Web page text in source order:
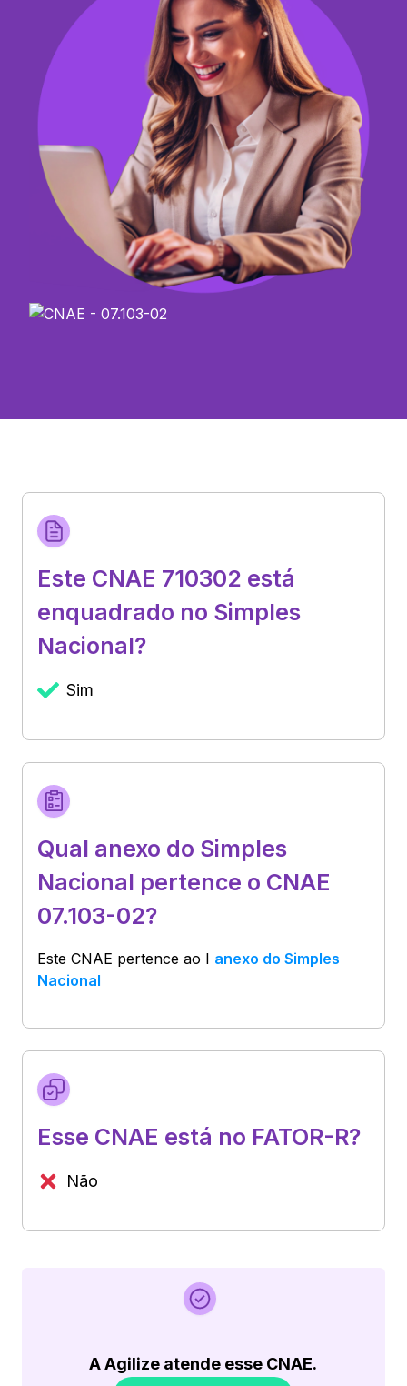
Este CNAE 710302 está
enquadrado no Simples
Nacional?
Sim
Qual anexo do Simples
Nacional pertence o CNAE
07.103-02?
Este CNAE pertence ao I anexo do Simples
Nacional
Esse CNAE está no FATOR-R?
Não
A Agilize atende esse CNAE.